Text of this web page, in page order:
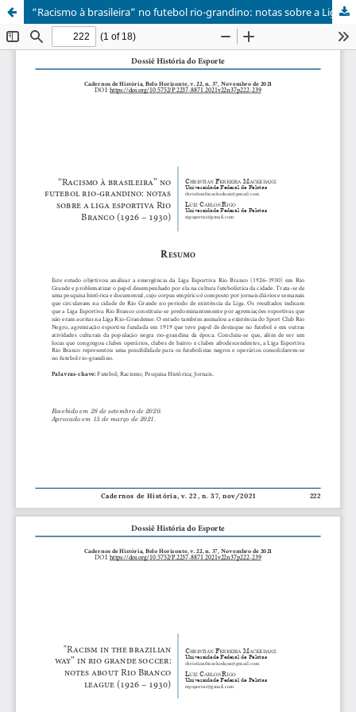
“Racismo à brasileira” no futebol rio-grandino: notas sobre a Liga Esportiva Rio Branco (1926-1930)